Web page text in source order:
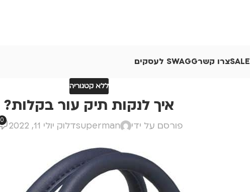
SALEצרו קשרSWAGG לעסקים
ללא קטגוריה
איך לנקות תיק עור בקלות?
פורסם על ידי supermanדלוק יולי 11, 2022 0